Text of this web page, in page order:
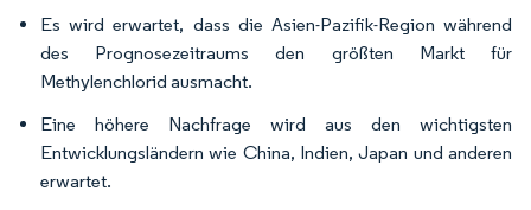
Es wird erwartet, dass die Asien-Pazifik-Region während
des Prognosezeitraums den größten Markt für
Methylenchlorid ausmacht.
Eine höhere Nachfrage wird aus den wichtigsten
Entwicklungsländern wie China, Indien, Japan und anderen
erwartet.